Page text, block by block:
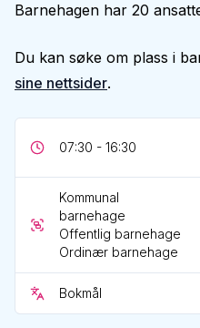
Barnehagen har 20
Du kan søke om plass i
sine nettsider.
07:30 - 16:30
Kommunal
barnehage
Offentlig barnehage
Ordinær barnehage
Bokmål